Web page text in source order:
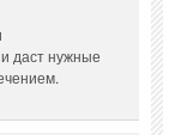
даст нужные